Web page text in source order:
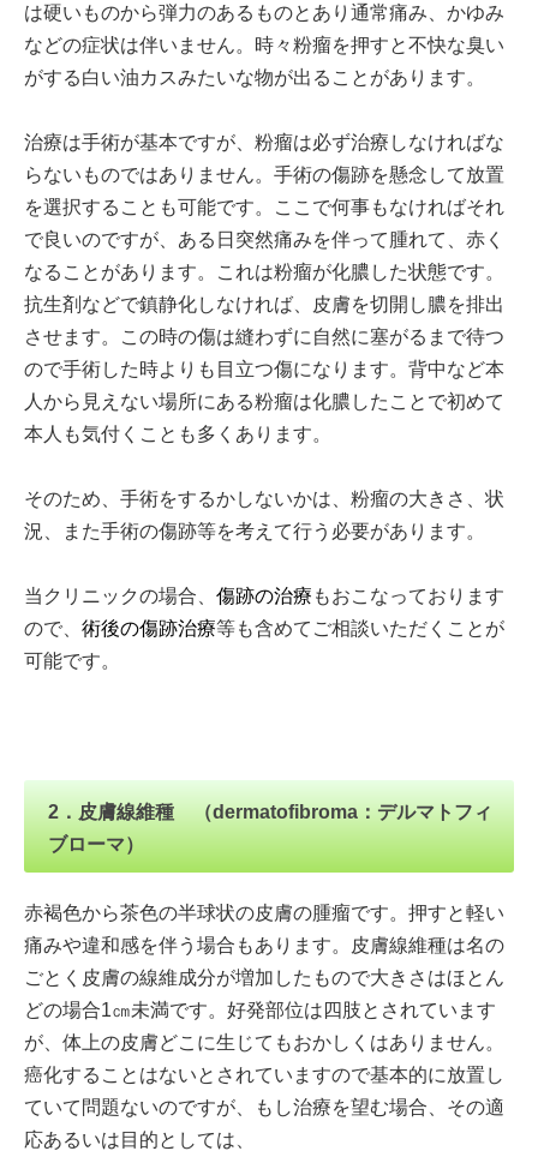
は硬いものから弾力のあるものとあり通常痛み、かゆみ
などの症状は伴いません。時々粉瘤を押すと不快な臭い
がする白い油カスみたいな物が出ることがあります。
治療は手術が基本ですが、粉瘤は必ず治療しなければな
らないものではありません。手術の傷跡を懸念して放置
を選択することも可能です。ここで何事もなければそれ
で良いのですが、ある日突然痛みを伴って腫れて、赤く
なることがあります。これは粉瘤が化膿した状態です。
抗生剤などで鎮静化しなければ、皮膚を切開し膿を排出
させます。この時の傷は縫わずに自然に塞がるまで待つ
ので手術した時よりも目立つ傷になります。背中など本
人から見えない場所にある粉瘤は化膿したことで初めて
本人も気付くことも多くあります。
そのため、手術をするかしないかは、粉瘤の大きさ、状
況、また手術の傷跡等を考えて行う必要があります。
当クリニックの場合、 傷跡の治療 もおこなっております
ので、 術後の傷跡治療等も含めてご相談いただくことが
可能です。
2．皮膚線維種 （dermatofibroma：デルマトフィ
ブローマ）
赤褐色から茶色の半球状の皮膚の腫瘤です。押すと軽い
痛みや違和感を伴う場合もあります。皮膚線維種は名の
ごとく皮膚の線維成分が増加したもので大きさはほとん
どの場合1㎝未満です。好発部位は四肢とされています
が、体上の皮膚どこに生じてもおかしくはありません。
癌化することはないとされていますので基本的に放置し
ていて問題ないのですが、もし治療を望む場合、その適
応あるいは目的としては、